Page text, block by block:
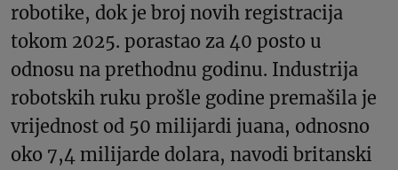
robotike, dok je broj novih registracija
tokom 2025. porastao za 40 posto u
odnosu na prethodnu godinu. Industrija
robotskih ruku prošle godine premašila je
vrijednost od 50 milijardi juana, odnosno
oko 7,4 milijarde dolara, navodi britanski